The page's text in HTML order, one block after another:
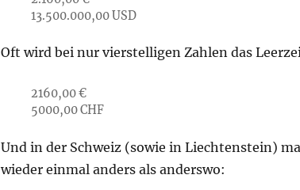
13.500.000,00 USD
Oft wird bei nur vierstelligen Zahlen das
2160,00 €
5000,00 CHF
Und in der Schweiz (sowie in Liechtenstein)
wieder einmal anders als anderswo: